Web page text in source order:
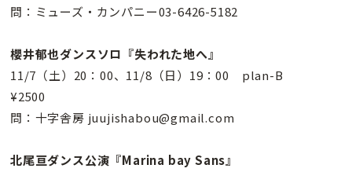
問：ミューズ・カンパニー03-6426-5182
櫻井郁也ダンスソロ『失われた地へ』
11/7（土）20：00、11/8（日）19：00 plan-B
¥2500
問：十字舎房 juujishabou@gmail.com
北尾亘ダンス公演『Marina bay Sans』